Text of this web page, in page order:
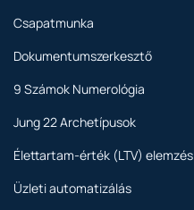
Csapatmunka
Dokumentumszerkesztő
9 Számok Numerológia
Jung 22 Archetípusok
Élettartam-érték (LTV) elemzés
Üzleti automatizálás